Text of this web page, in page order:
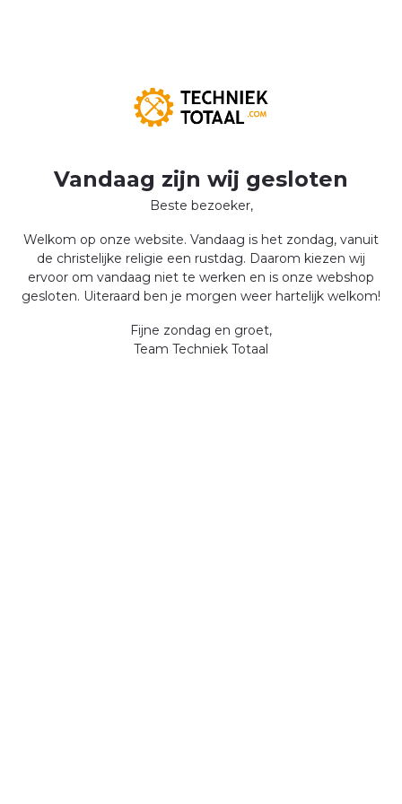
Vandaag zijn wij gesloten
Beste bezoeker,
Welkom op onze website. Vandaag is het zondag, vanuit
de christelijke religie een rustdag. Daarom kiezen wij
ervoor om vandaag niet te werken en is onze webshop
gesloten. Uiteraard ben je morgen weer hartelijk welkom!
Fijne zondag en groet,
Team Techniek Totaal